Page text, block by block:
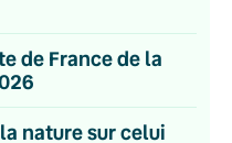
de France de la
nature sur celui